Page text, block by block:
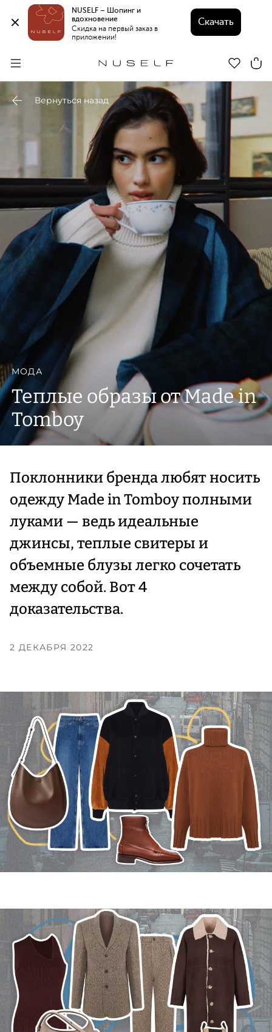
NUSELF – Шопинг и
вдохновение
Скидка на первый заказ в
приложении!
Скачать
Вернуться назад
МОДА
Теплые образы от Made in
Tomboy
Поклонники бренда любят носить
одежду Made in Tomboy полными
луками — ведь идеальные
джинсы, теплые свитеры и
объемные блузы легко сочетать
между собой. Вот 4
доказательства.
2 ДЕКАБРЯ 2022